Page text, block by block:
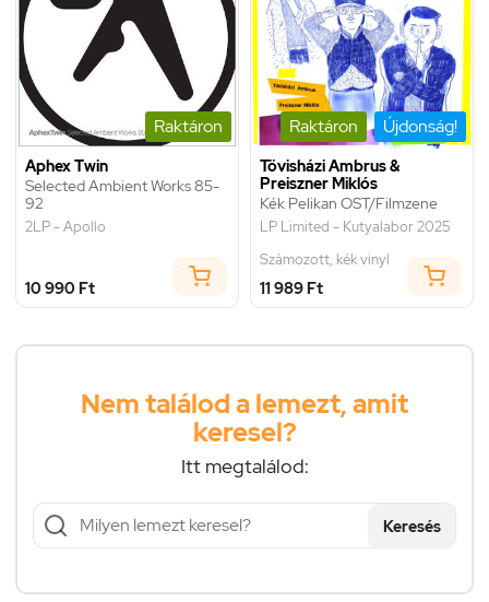
Raktáron
Aphex Twin
Selected Ambient Works 85-
92
2LP - Apollo
10 990 Ft
Raktáron Újdonság!
Tövisházi Ambrus &
Preiszner Miklós
Kék Pelikan OST/Filmzene
LP Limited - Kutyalabor 2025
Számozott, kék vinyl
11 989 Ft
Nem találod a lemezt, amit
keresel?
Itt megtalálod:
Keresés